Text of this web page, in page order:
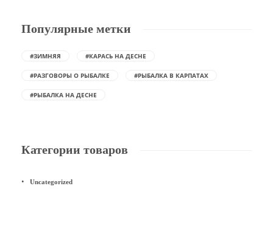
Популярные метки
#ЗИМНЯЯ #КАРАСЬ НА ДЕСНЕ
#РАЗГОВОРЫ О РЫБАЛКЕ #РЫБАЛКА В КАРПАТАХ
#РЫБАЛКА НА ДЕСНЕ
Категории товаров
Uncategorized